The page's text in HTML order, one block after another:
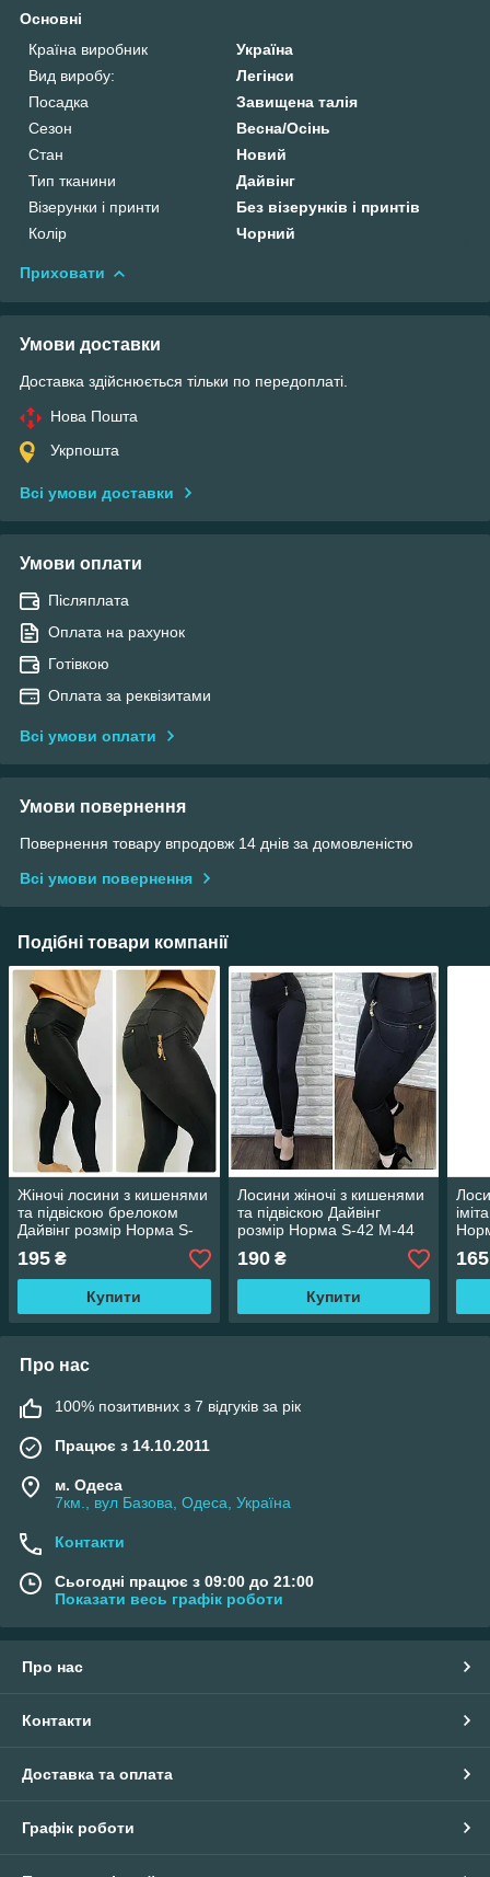
Основні
Країна виробник
Україна
Вид виробу:
Легінси
Посадка
Завищена талія
Сезон
Весна/Осінь
Стан
Новий
Тип тканини
Дайвінг
Візерунки і принти
Без візерунків і принтів
Колір
Чорний
Приховати
Умови доставки
Доставка здійснюється тільки по передоплаті.
Нова Пошта
Укрпошта
Всі умови доставки
Умови оплати
Післяплата
Оплата на рахунок
Готівкою
Оплата за реквізитами
Всі умови оплати
Умови повернення
Повернення товару впродовж 14 днів за домовленістю
Всі умови повернення
Подібні товари компанії
Жіночі лосини з кишенями
та підвіскою брелоком
Дайвінг розмір Норма S-
42 M-44 L-46 XL-48 Чорні
195 ₴
Купити
Лосини жіночі з кишенями
та підвіскою Дайвінг
розмір Норма S-42 M-44
L-46 XL-48 Чорні
190₴
Купити
48
165
Про нас
100% позитивних з 7 відгуків за рік
Працює з 14.10.2011
м. Одеса
7км., вул Базова, Одеса, Україна
Контакти
Сьогодні працює з 09:00 до 21:00
Показати весь графік роботи
Про нас
Контакти
Доставка та оплата
Графік роботи